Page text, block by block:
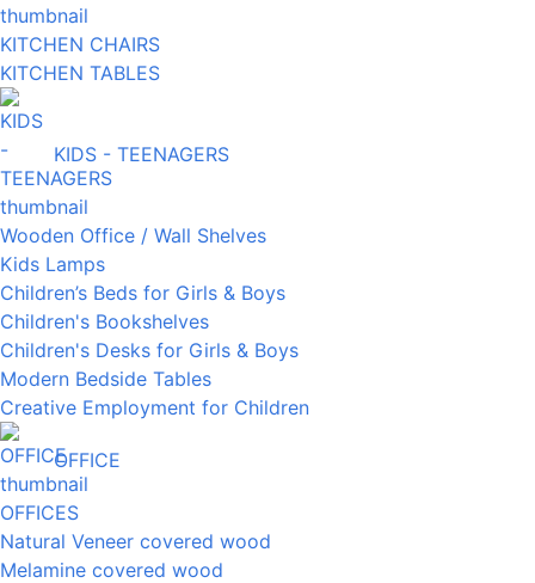
KITCHEN CHAIRS
KITCHEN TABLES
KIDS - TEENAGERS
Wooden Office / Wall Shelves
Kids Lamps
Children’s Beds for Girls & Boys
Children's Bookshelves
Children's Desks for Girls & Boys
Modern Bedside Tables
Creative Employment for Children
OFFICE
OFFICES
Natural Veneer covered wood
Melamine covered wood